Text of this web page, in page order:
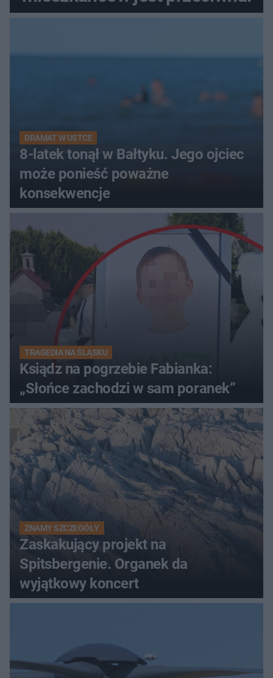
DRAMAT W USTCE
8-latek tonął w Bałtyku. Jego ojciec
może ponieść poważne
konsekwencje
TRAGEDIA NA ŚLĄSKU
Ksiądz na pogrzebie Fabianka:
„Słońce zachodzi w sam poranek”
ZNAMY SZCZEGÓŁY
Zaskakujący projekt na
Spitsbergenie. Organek da
wyjątkowy koncert